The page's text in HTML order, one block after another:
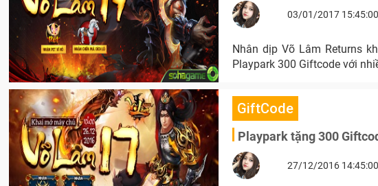
03/01/2017 15:45:00
Nhân dịp Võ Lâm Returns
Playpark 300 Giftcode với
GiftCode
Playpark tặng 300
27/12/2016 14:45:00